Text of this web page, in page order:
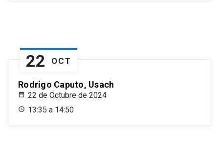
22 OCT
Rodrigo Caputo, Usach
22 de Octubre de 2024
13:35 a 14:50